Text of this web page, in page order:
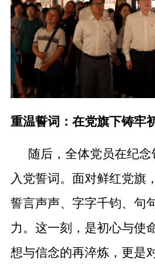
重温誓词：在党旗下铸牢
随后，全体党员在纪念
入党誓词。面对鲜红党旗
誓言声声、字字千钧、句
力。这一刻，是初心与使
想与信念的再淬炼，更是